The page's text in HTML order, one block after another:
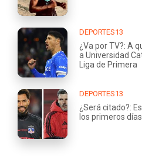
DEPORTES13
¿Va por TV?: A
a Universidad
Liga de Primera
DEPORTES13
¿Será citado?:
los primeros